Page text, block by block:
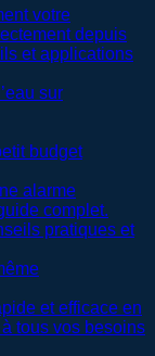
sur
budget